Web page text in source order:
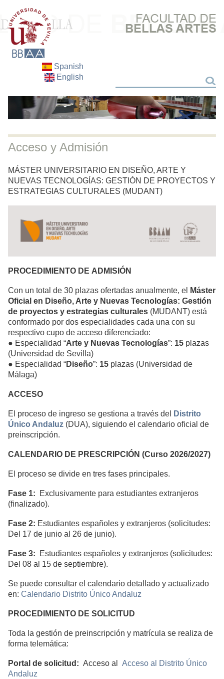
Spanish
English
Search
Acceso y Admisión
MÁSTER UNIVERSITARIO EN DISEÑO, ARTE Y
NUEVAS TECNOLOGÍAS: GESTIÓN DE PROYECTOS Y
ESTRATEGIAS CULTURALES (MUDANT)
PROCEDIMIENTO DE A DMISIÓN
Con un total de 30 plazas ofertadas anualmente, el
Máster
Oficial en Diseño, Arte y Nuevas Tecnologías: Gestión
de proyectos y estrategias culturales (MUDANT) está
conformado por dos especialidades cada una con su
respectivo cupo de acceso diferenciado:
● Especialidad “Arte y Nuevas Tecnologías”: 15 plazas
(Universidad de Sevilla)
● Especialidad “Diseño”: 15 plazas (Universidad de
Málaga)
ACCESO
El proceso de ingreso se gestiona a través del
Distrito
Único Andaluz (DUA), siguiendo el calendario oficial de
preinscripción.
CALENDARIO DE PRESCRIPCIÓN (Curso 2026/2027)
El proceso se divide en tres fases principales.
Fase 1: Exclusivamente para estudiantes extranjeros
(finalizado).
Fase 2: Estudiantes españoles y extranjeros (solicitudes:
Del 17 de junio al 26 de junio).
Fase 3: Estudiantes españoles y extranjeros (solicitudes:
Del 08 al 15 de septiembre).
Se puede consultar el calendario detallado y actualizado
en: Calendario Distrito Único Andaluz
PROCEDIMIENTO DE SOLICITUD
Toda la gestión de preinscripción y matrícula se realiza de
forma telemática:
Portal de solicitud: Acceso al Acceso al Distrito Único
Andaluz